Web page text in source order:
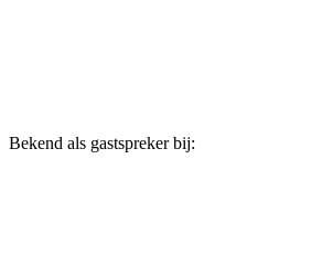
Bekend als gastspreker bij: